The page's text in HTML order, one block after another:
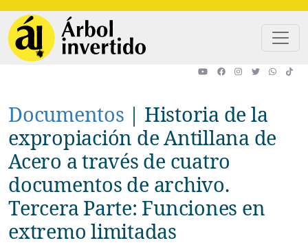
Documentos | Historia de la
expropiación de Antillana de
Acero a través de cuatro
documentos de archivo.
Tercera Parte: Funciones en
extremo limitadas